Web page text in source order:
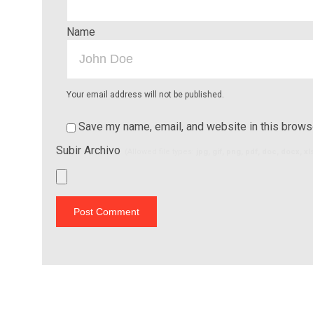
Name
Your email address will not be published.
Save my name, email, and website in this
Subir Archivo